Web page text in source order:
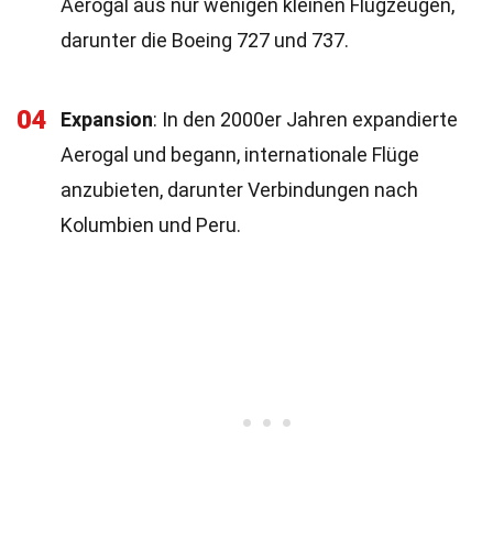
Aerogal aus nur wenigen kleinen Flugzeugen,
darunter die Boeing 727 und 737.
04 Expansion: In den 2000er Jahren expandierte
Aerogal und begann, internationale Flüge
anzubieten, darunter Verbindungen nach
Kolumbien und Peru.